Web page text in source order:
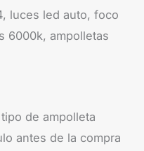
luces led auto, foco
6000k, ampolletas
de ampolleta
antes de la compra